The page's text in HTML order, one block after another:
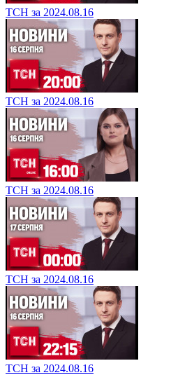
ТСН за 2024.08.16
ТСН за 2024.08.16
ТСН за 2024.08.16
ТСН за 2024.08.16
ТСН за 2024.08.16